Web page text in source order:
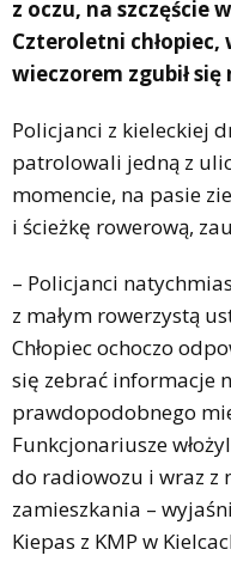
z oczu, na szczęście
Czteroletni
wieczorem zgubił
Policjanci z kieleckiej
patrolowali jedną z
momencie, na pasie
i ścieżkę rowerową,
– Policjanci
z małym rowerzystą
Chłopiec ochoczo
się zebrać informacje
prawdopodobnego
Funkcjonariusze
do radiowozu i wraz z
zamieszkania –
Kiepas z KMP w